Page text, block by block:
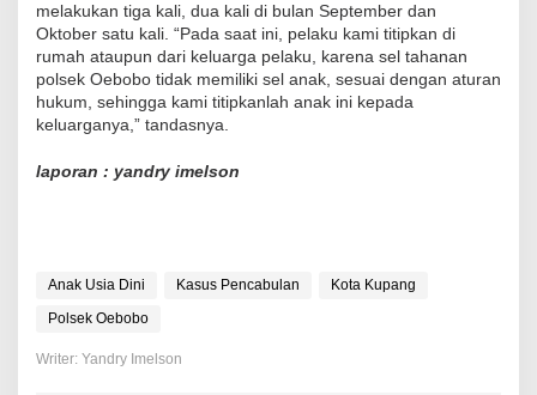
melakukan tiga kali, dua kali di bulan September dan
Oktober satu kali. “Pada saat ini, pelaku kami titipkan di
rumah ataupun dari keluarga pelaku, karena sel tahanan
polsek Oebobo tidak memiliki sel anak, sesuai dengan aturan
hukum, sehingga kami titipkanlah anak ini kepada
keluarganya,” tandasnya.
laporan : yandry imelson
Anak Usia Dini Kasus Pencabulan
Kota Kupang
Polsek Oebobo
Writer: Yandry Imelson